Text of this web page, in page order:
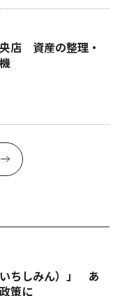
店 資産の整理・
ちしみん）」 あ
策に